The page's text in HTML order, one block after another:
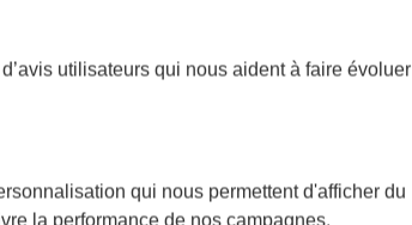
utilisateurs qui nous aident à faire évoluer
qui nous permettent d'afficher du
la performance de nos campagnes.